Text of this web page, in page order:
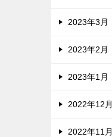
2023年3月
2023年2月
2023年1月
2022年12月
2022年11月